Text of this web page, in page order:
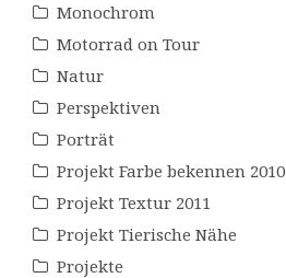
Monochrom
Motorrad on Tour
Natur
Perspektiven
Porträt
Projekt Farbe bekennen 2010
Projekt Textur 2011
Projekt Tierische Nähe
Projekte